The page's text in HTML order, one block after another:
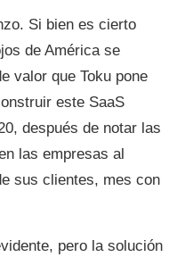
Si bien es cierto
de América se
valor que Toku pone
este SaaS
después de notar las
las empresas al
sus clientes, mes con
pero la solución